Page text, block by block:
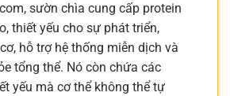
sườn chìa cung cấp protein
thiết yếu cho sự phát triển,
hỗ trợ hệ thống miễn dịch và
tổng thể. Nó còn chứa các
yếu mà cơ thể không thể tự